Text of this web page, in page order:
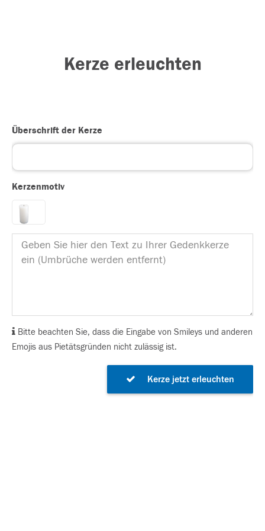
Kerze erleuchten
Überschrift der Kerze
Kerzenmotiv
Bitte beachten Sie, dass die Eingabe von Smileys und anderen
Emojis aus Pietätsgründen nicht zulässig ist.
Kerze jetzt erleuchten